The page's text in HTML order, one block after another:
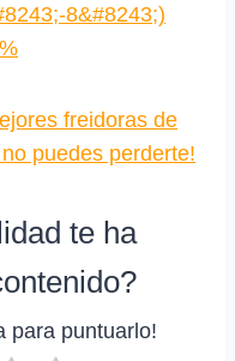
8&#8243;)
freidoras de
puedes perderte!
te ha
para puntuarlo!